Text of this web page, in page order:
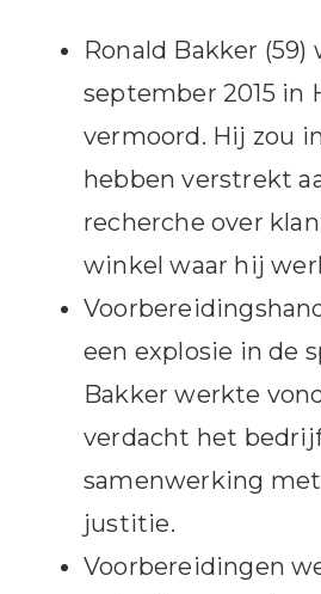
Ronald Bakker (59)
september 2015 in
vermoord. Hij zou
hebben verstrekt
recherche over
winkel waar hij
een explosie in de
Bakker werkte
verdacht het
samenwerking
justitie.
Voorbereidingen